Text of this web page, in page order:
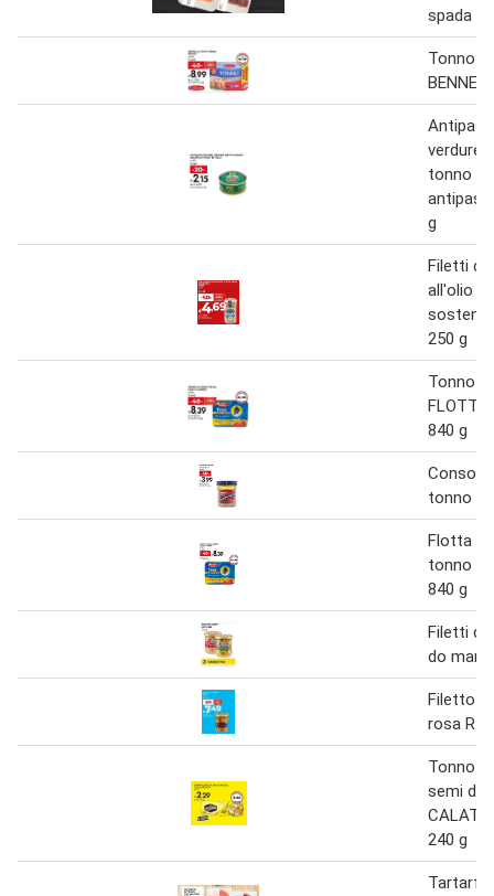
spada
Tonno
BENNET
verdure
tonno
g
Filetti di
all'olio
250 g
Tonno
FLOTTA
840 g
tonno
Flotta
tonno
840 g
Filetti di
do mar
Filetto
rosa
Tonno
semi di
CALATA
240 g